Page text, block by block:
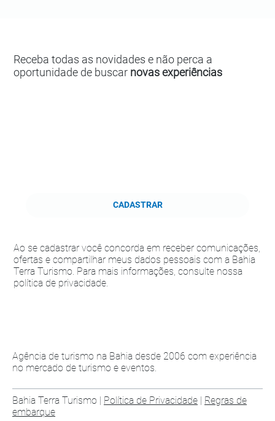
Agência de turismo na Bahia desde 2006 com experiência
no mercado de turismo e eventos.
Bahia Terra Turismo | Política de Privacidade | Regras de
embarque
Receba todas as novidades e não perca a
oportunidade de buscar novas experiências
CADASTRAR
Ao se cadastrar você concorda em receber comunicações,
ofertas e compartilhar meus dados pessoais com a Bahia
Terra Turismo. Para mais informações, consulte nossa
política de privacidade.